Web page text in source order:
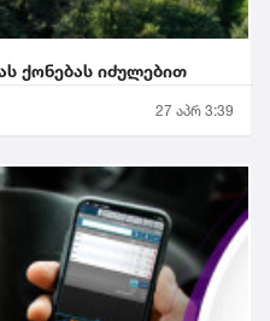
ქონებას იძულებით
27 აპრ 3:39